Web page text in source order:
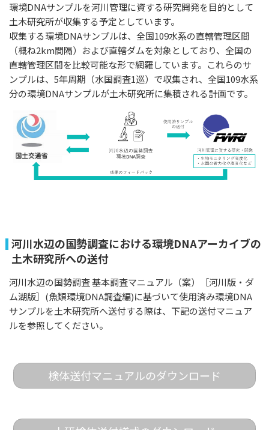
環境DNAサンプルを河川管理に資する研究開発を目的として
土木研究所が収集する予定としています。
収集する環境DNAサンプルは、全国109水系の直轄管理区間
（概ね2km間隔）および直轄ダムを対象としており、全国の
直轄管理区間を比較可能な形で網羅しています。これらのサ
ンプルは、5年周期（水国調査1巡）で収集され、全国109水系
分の環境DNAサンプルが土木研究所に集積される計画です。
河川水辺の国勢調査における環境DNAアーカイブの
土木研究所への送付
河川水辺の国勢調査 基本調査マニュアル（案）［河川版・ダ
ム湖版］(魚類環境DNA調査編)に基づいて使用済み環境DNA
サンプルを土木研究所へ送付する際は、下記の送付マニュア
ルを参照してください。
検体送付マニュアルのダウンロード